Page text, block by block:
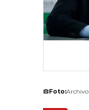
Foto:Archivo